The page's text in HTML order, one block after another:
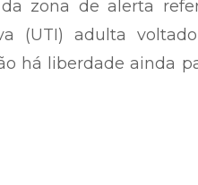
zona de alerta
(UTI) adulta
há liberdade ainda